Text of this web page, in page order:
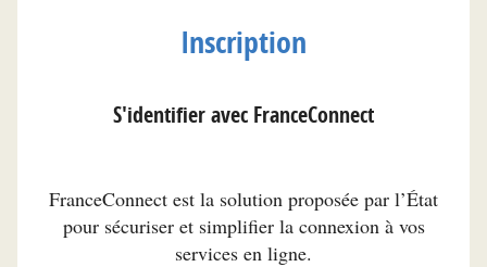
Inscription
S'identifier avec FranceConnect
FranceConnect est la solution proposée par l’État
pour sécuriser et simplifier la connexion à vos
services en ligne.